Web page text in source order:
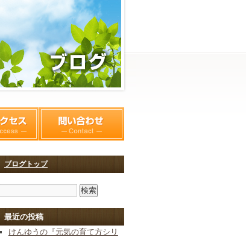
ブログトップ
最近の投稿
けんゆうの『元気の育て方シリ